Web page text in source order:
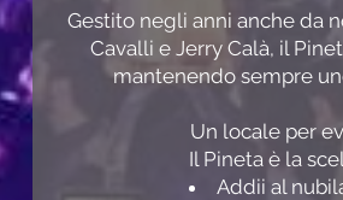
Gestito negli anni anche da
Cavalli e Jerry Calà, il
mantenendo sempre
Un locale per
Il Pineta è la
Addii al